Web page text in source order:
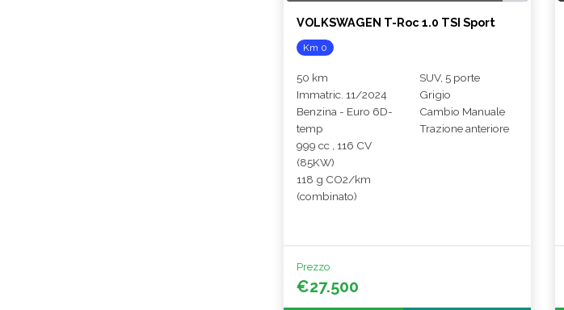
VOLKSWAGEN T-Roc 1.0 TSI Sport
Km 0
50 km
Immatric. 11/2024
Benzina - Euro 6D-
temp
999 cc , 116 CV
(85KW)
118 g CO2/km
(combinato)
SUV, 5 porte
Grigio
Cambio Manuale
Trazione anteriore
Prezzo
€27.500